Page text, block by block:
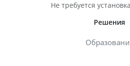
Не требуется
Решения